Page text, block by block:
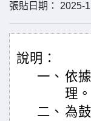
張貼日期： 2025-
說明：
一、 依
理。
二、 為